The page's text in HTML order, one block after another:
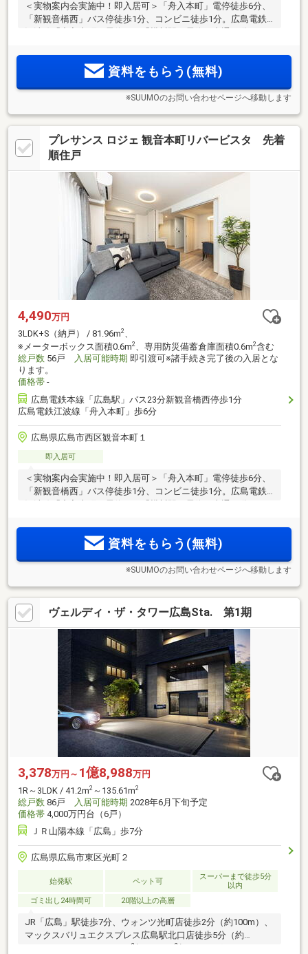
＜実物案内会実施中！即入居可＞「舟入本町」電停徒歩6分、
「新観音橋西」バス停徒歩1分、コンビニ徒歩1分。広島電鉄
とりと旋律を重ねる舞台。
資料をもらう(無料)
※SUUMOのお問い合わせページへ移動します
プレサンス ロジェ 観音本町リバービスタ 先着
順住戸
4,490万円
3LDK+S（納戸） / 81.96m2、
※メーターボックス面積0.6m2 、専用防災備蓄倉庫面積0.6m2含む
総戸数 56戸 入居可能時期 即引渡可※諸手続き完了後の入居とな
ります。
価格帯 -
広島電鉄本線「広島駅」バス23分新観音橋西停歩1分
広島電鉄江波線「舟入本町」歩6分
広島県広島市西区観音本町１
即入居可
＜実物案内会実施中！即入居可＞「舟入本町」電停徒歩6分、
「新観音橋西」バス停徒歩1分、コンビニ徒歩1分。広島電鉄
江波線「舟入本町」電停から「横川駅」電停へ直通15分。西
とりと旋律を重ねる舞台。
資料をもらう(無料)
※SUUMOのお問い合わせページへ移動します
ヴェルディ・ザ・タワー広島Sta. 第1期
3,378万円～ 1億8,988万円
1R～3LDK / 41.2m2 ～135.61m2
総戸数 86戸 入居可能時期 2028年6月下旬予定
価格帯 4,000万円台（6戸）
ＪＲ山陽本線「広島」歩7分
広島県広島市東区光町２
始発駅 ペット可
スーパーまで徒歩5分
以内
ゴミ出し24時間可
20階以上の高層
JR「広島」駅徒歩7分、ウォンツ光町店徒歩2分（約100m）、
マックスバリュエクスプレス広島駅北口店徒歩5分（約
2 2